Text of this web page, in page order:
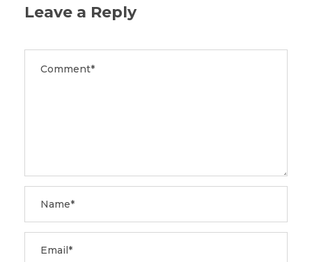
Leave a Reply